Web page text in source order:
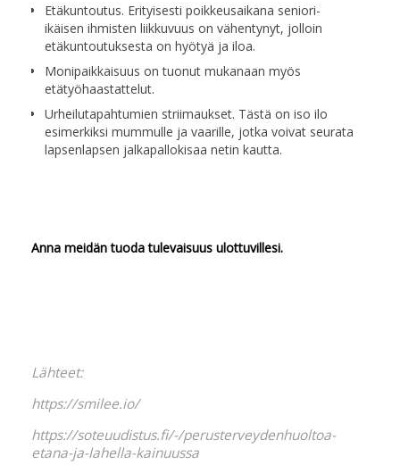
Etäkuntoutus. Erityisesti poikkeusaikana seniori-
ikäisen ihmisten liikkuvuus on vähentynyt, jolloin
etäkuntoutuksesta on hyötyä ja iloa.
Monipaikkaisuus on tuonut mukanaan myös
etätyöhaastattelut.
Urheilutapahtumien striimaukset. Tästä on iso ilo
esimerkiksi mummulle ja vaarille, jotka voivat seurata
lapsenlapsen jalkapallokisaa netin kautta.
Anna meidän tuoda tulevaisuus ulottuvillesi.
Lähteet:
https://smilee.io/
https://soteuudistus.fi/-/perusterveydenhuoltoa-
etana-ja-lahella-kainuussa